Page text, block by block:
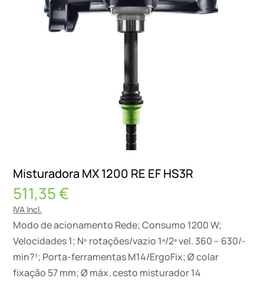
Misturadora MX 1200 RE EF HS3R
511,35€
IVA Incl.
Modo de acionamento Rede; Consumo 1200 W;
Velocidades 1; Nº rotações/vazio 1ª/2ª vel. 360 – 630/-
min?¹; Porta-ferramentas M14/ErgoFix; Ø colar
fixação 57 mm; Ø máx. cesto misturador 14